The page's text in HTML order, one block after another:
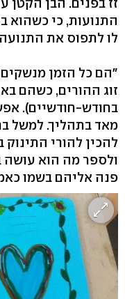
התנועות, כי כשהוא
לו לתפוס את
"הם כל הזמן
זוג ההורים, כשהם
בחודש-חודשיים).
מאד בתהליך. למשל
להכין להורי
ולספר מה הוא עושה
פנה אליהם בשמו